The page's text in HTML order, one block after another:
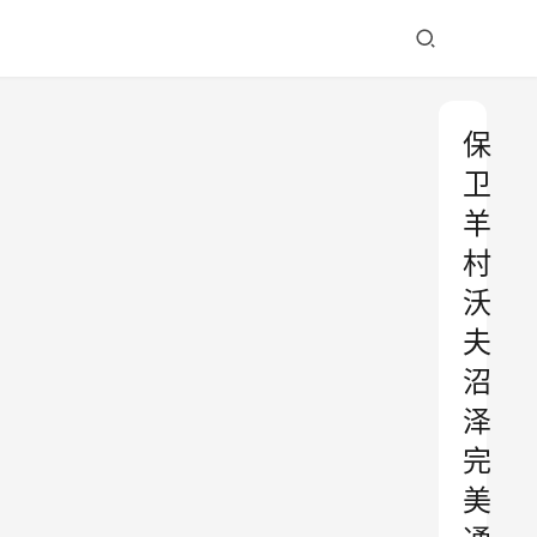
保
卫
羊
村
沃
夫
沼
泽
完
美